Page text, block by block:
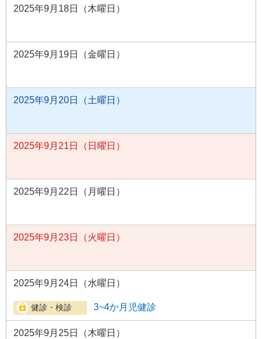
2025年9月18日（木曜日）
2025年9月19日（金曜日）
2025年9月20日（土曜日）
2025年9月21日（日曜日）
2025年9月22日（月曜日）
2025年9月23日（火曜日）
2025年9月24日（水曜日）
3~4か月児健診
2025年9月25日（木曜日）